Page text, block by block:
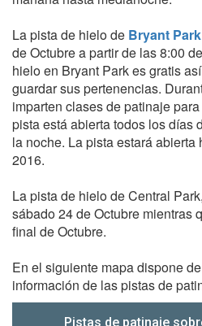
La pista de hielo de Bryant Park
de Octubre a partir de las 8:00
hielo en Bryant Park es gratis
guardar sus pertenencias.
imparten clases de patinaje
pista está abierta todos los días
la noche. La pista estará abierta
2016.
La pista de hielo de Central Park,
sábado 24 de Octubre mientras
final de Octubre.
En el siguiente mapa dispone
información de las pistas de